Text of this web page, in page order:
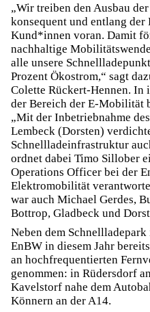
„Wir treiben den Ausbau
konsequent und entlang der
Kund*innen voran. Damit
nachhaltige
alle unsere
Prozent Ökostrom,“ sagt
Colette Rückert-Hennen. In
der Bereich der E-Mobilität
„Mit der Inbetriebnahme
Lembeck (Dorsten)
Schnellladeinfrastruktur
ordnet dabei Timo Sillober
Operations Officer bei der
Elektromobilität
war auch Michael Gerdes,
Bottrop, Gladbeck und
Neben dem
EnBW in diesem Jahr
an hochfrequentierten
genommen: in Rüdersdorf
Kavelstorf nahe dem
Könnern an der A14.